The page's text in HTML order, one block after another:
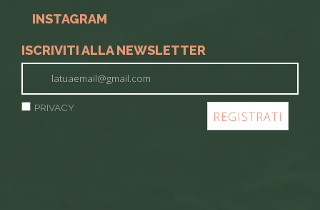
INSTAGRAM
ISCRIVITI ALLA NEWSLETTER
PRIVACY